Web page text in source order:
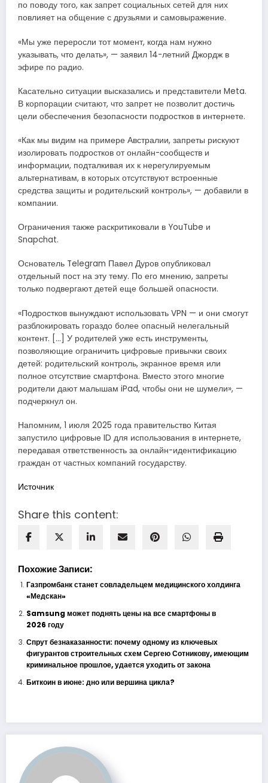
по поводу того, как запрет социальных сетей для них
повлияет на общение с друзьями и самовыражение.
«Мы уже переросли тот момент, когда нам нужно
указывать, что делать», — заявил 14-летний Джордж в
эфире по радио.
Касательно ситуации высказались и представители Meta.
В корпорации считают, что запрет не позволит достичь
цели обеспечения безопасности подростков в интернете.
«Как мы видим на примере Австралии, запреты рискуют
изолировать подростков от онлайн-сообществ и
информации, подталкивая их к нерегулируемым
альтернативам, в которых отсутствуют встроенные
средства защиты и родительский контроль», — добавили в
компании.
Ограничения также раскритиковали в YouTube и
Snapchat.
Основатель Telegram Павел Дуров опубликовал
отдельный пост на эту тему. По его мнению, запреты
только подвергают детей еще большей опасности.
«Подростков вынуждают использовать VPN — и они смогут
разблокировать гораздо более опасный нелегальный
контент. […] У родителей уже есть инструменты,
позволяющие ограничить цифровые привычки своих
детей: родительский контроль, экранное время или
полное отсутствие смартфона. Вместо этого многие
родители дают малышам iPad, чтобы они не шумели», —
подчеркнул он.
Напомним, 1 июля 2025 года правительство Китая
запустило цифровые ID для использования в интернете,
передавая ответственность за онлайн-идентификацию
граждан от частных компаний государству.
Источник
Share this content:
Похожие Записи:
Газпромбанк станет совладельцем медицинского холдинга
«Медскан»
Samsung может поднять цены на все смартфоны в
2026 году
Спрут безнаказанности: почему одному из ключевых
фигурантов строительных схем Сергею Сотникову, имеющим
криминальное прошлое, удается уходить от закона
Биткоин в июне: дно или вершина цикла?